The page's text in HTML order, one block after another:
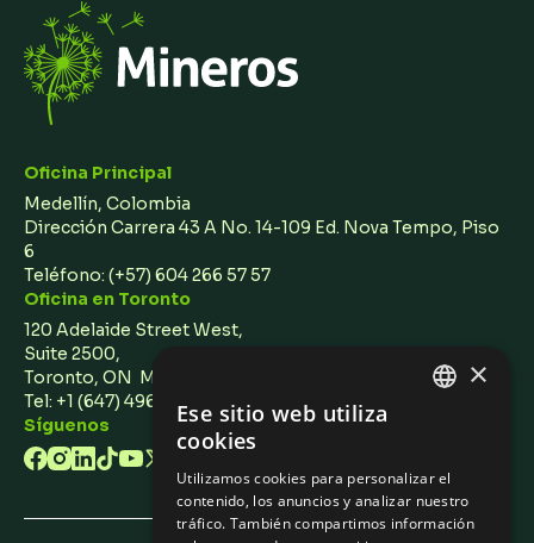
Oficina Principal
Medellín, Colombia
Dirección Carrera 43 A No. 14-109 Ed. Nova Tempo, Piso
6
Teléfono: (+57) 604 266 57 57
Oficina en Toronto
120 Adelaide Street West,
Suite 2500,
Toronto, ON M5H 1T1 Canada
Tel: +1 (647) 496 3011
Síguenos
×
Ese sitio web utiliza
cookies
Utilizamos cookies para personalizar el
contenido, los anuncios y analizar nuestro
tráfico. También compartimos información